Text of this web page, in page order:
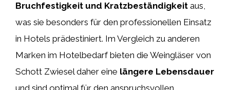
Bruchfestigkeit und Kratzbeständigkeit aus,
was sie besonders für den professionellen Einsatz
in Hotels prädestiniert. Im Vergleich zu anderen
Marken im Hotelbedarf bieten die Weingläser von
Schott Zwiesel daher eine längere Lebensdauer
und sind optimal für den anspruchsvollen